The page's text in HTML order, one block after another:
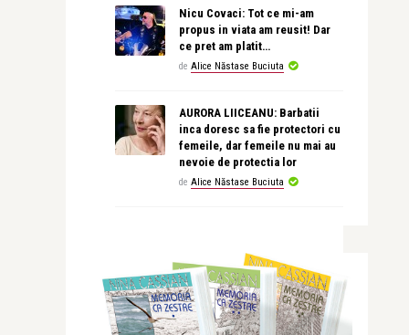
Nicu Covaci: Tot ce mi-am
propus in viata am reusit! Dar
ce pret am platit…
de Alice Năstase Buciuta
AURORA LIICEANU: Barbatii
inca doresc sa fie protectori cu
femeile, dar femeile nu mai au
nevoie de protectia lor
de Alice Năstase Buciuta